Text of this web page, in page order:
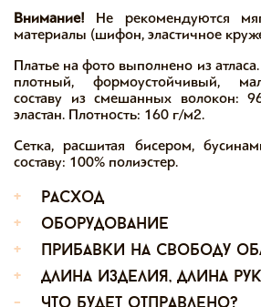
Внимание! Не рекомендуются
материалы (шифон, эластичное
Платье на фото выполнено из
плотный, формоустойчивый,
составу из смешанных волокон:
эластан. Плотность: 160 г/м2.
Сетка, расшитая бисером,
составу: 100% полиэстер.
+
расход
+
оборудование
+
прибавки на свободу
+
длина изделия, длина